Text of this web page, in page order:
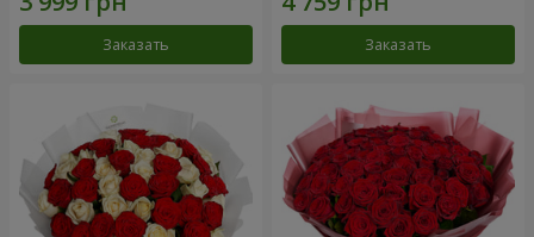
Заказать Заказать